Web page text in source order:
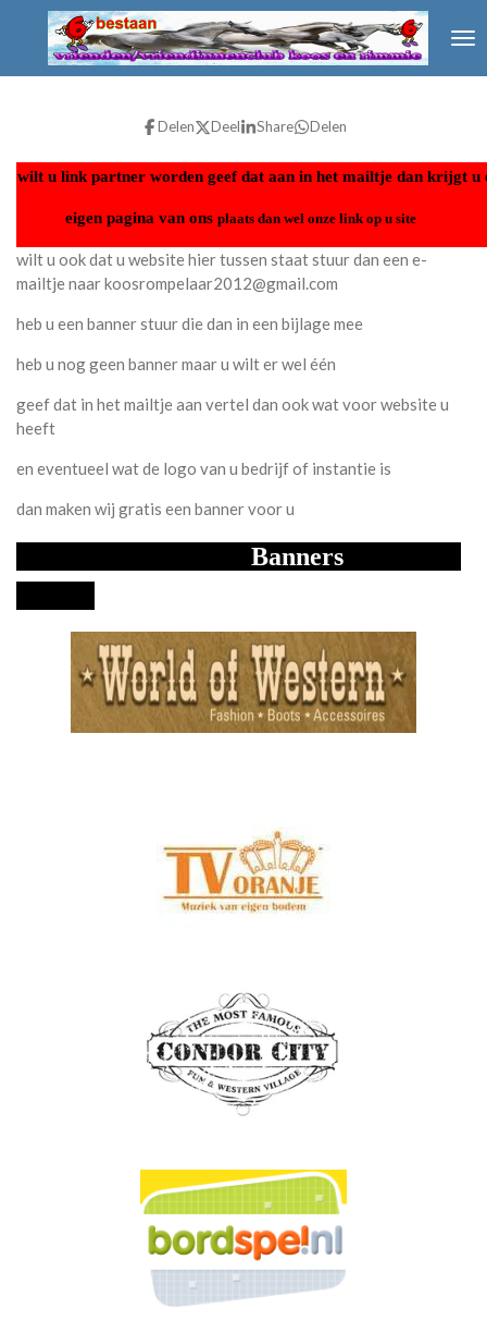
direct
Delen Deel Share Delen
wilt u link partner worden geef dat aan in het mailtje dan krijgt u
eigen pagina van ons plaats dan wel onze link op u site
wilt u ook dat u website hier tussen staat stuur dan een e-
mailtje naar koosrompelaar2012@gmail.com
heb u een banner stuur die dan in een bijlage mee
heb u nog geen banner maar u wilt er wel één
geef dat in het mailtje aan vertel dan ook wat voor website u
heeft
en eventueel wat de logo van u bedrijf of instantie is
dan maken wij gratis een banner voor u
Banners